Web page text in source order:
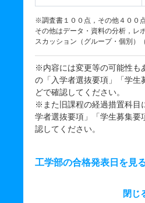
※調査書１００点，その他４００
その他はデータ・資料の分析，レ
スカッション（グループ・個別）
※内容には変更等の可能性も
の「入学者選抜要項」「学生
どで確認してください。
※また旧課程の経過措置科目
学者選抜要項」「学生募集要
認してください。
工学部の合格発表日を見
閉じ